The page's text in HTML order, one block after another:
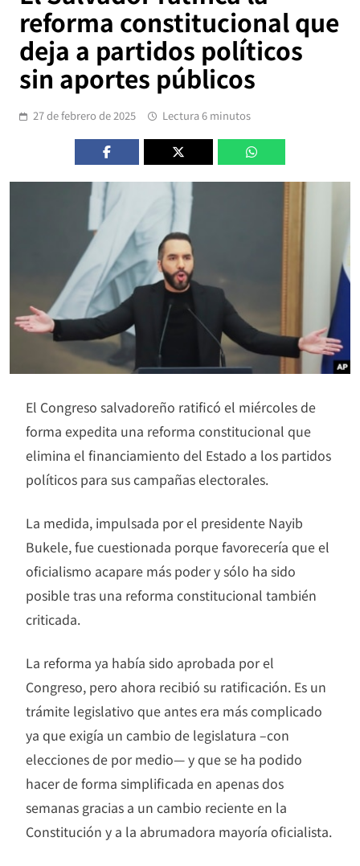
reforma constitucional que
deja a partidos políticos
sin aportes públicos
27 de febrero de 2025 Lectura 6 minutos
El Congreso salvadoreño ratificó el miércoles de
forma expedita una reforma constitucional que
elimina el financiamiento del Estado a los partidos
políticos para sus campañas electorales.
La medida, impulsada por el presidente Nayib
Bukele, fue cuestionada porque favorecería que el
oficialismo acapare más poder y sólo ha sido
posible tras una reforma constitucional también
criticada.
La reforma ya había sido aprobada por el
Congreso, pero ahora recibió su ratificación. Es un
trámite legislativo que antes era más complicado
ya que exigía un cambio de legislatura –con
elecciones de por medio— y que se ha podido
hacer de forma simplificada en apenas dos
semanas gracias a un cambio reciente en la
Constitución y a la abrumadora mayoría oficialista.